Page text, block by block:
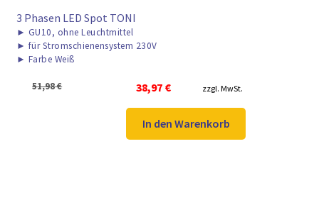
3 Phasen LED Spot TONI
► GU10, ohne Leuchtmittel
► für Stromschienensystem 230V
► Farbe Weiß
51,98€
Ursprünglicher
Preis
war:
51,98 €
38,97 €
Aktueller
Preis
ist:
38,97 €.
zzgl. MwSt.
In den Warenkorb